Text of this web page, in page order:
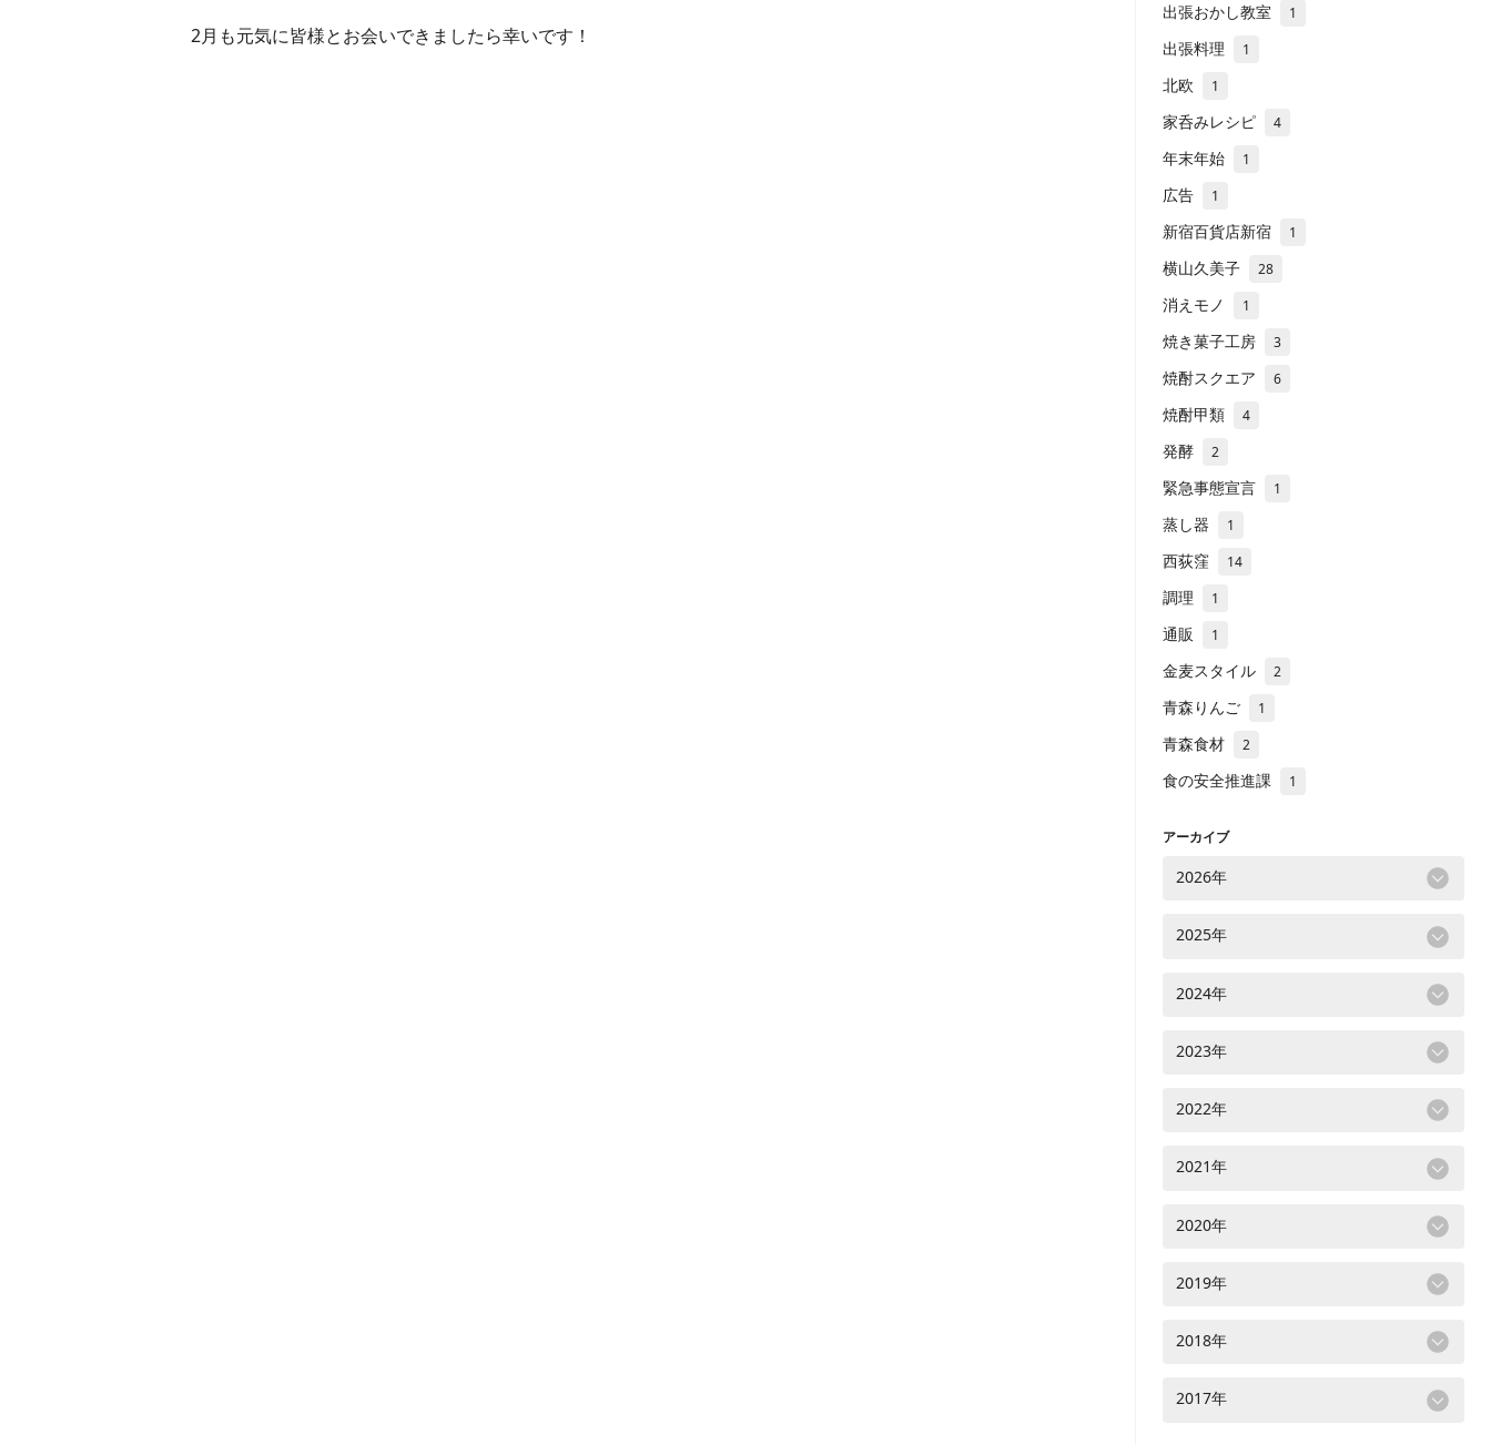
2月も元気に皆様とお会いできましたら幸いです！
出張おかし教室 1
出張料理 1
北欧 1
家呑みレシピ 4
年末年始 1
広告 1
新宿百貨店新宿 1
横山久美子 28
消えモノ 1
焼き菓子工房 3
焼酎スクエア 6
焼酎甲類 4
発酵 2
緊急事態宣言 1
蒸し器 1
西荻窪 14
調理 1
通販 1
金麦スタイル 2
青森りんご 1
青森食材 2
食の安全推進課 1
アーカイブ
2026年
2025年
2024年
2023年
2022年
2021年
2020年
2019年
2018年
2017年